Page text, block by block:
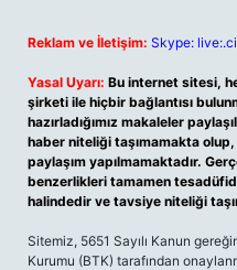
Reklam ve İletişim: Skype:
Yasal Uyarı: Bu internet sitesi,
şirketi ile hiçbir bağlantısı
hazırladığımız makaleler
haber niteliği taşımamakta
paylaşım yapılmamaktadır.
benzerlikleri tamamen
halindedir ve tavsiye niteliği
Sitemiz, 5651 Sayılı Kanun
Kurumu (BTK) tarafından